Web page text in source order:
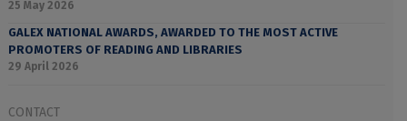
25 May 2026
GALEX NATIONAL AWARDS, AWARDED TO THE MOST ACTIVE
PROMOTERS OF READING AND LIBRARIES
29 April 2026
CONTACT